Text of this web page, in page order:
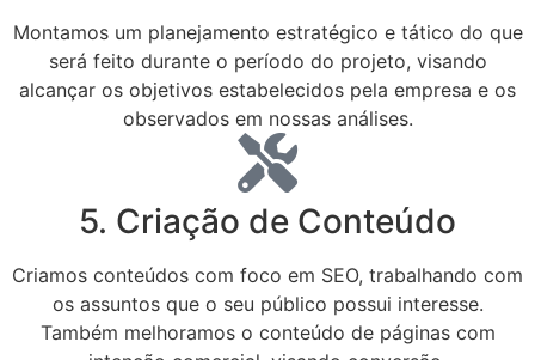
Montamos um planejamento estratégico e tático do que
será feito durante o período do projeto, visando
alcançar os objetivos estabelecidos pela empresa e os
observados em nossas análises.
5. Criação de Conteúdo
Criamos conteúdos com foco em SEO, trabalhando com
os assuntos que o seu público possui interesse.
Também melhoramos o conteúdo de páginas com